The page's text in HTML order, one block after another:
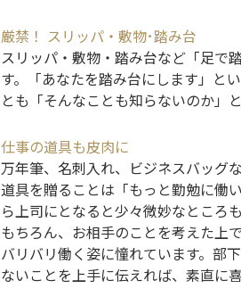
厳禁！ スリッパ・敷物･踏み台
スリッパ・敷物・踏み台など「足で
す。「あなたを踏み台にします」と
とも「そんなことも知らないのか」
仕事の道具も皮肉に
万年筆、名刺入れ、ビジネスバッグ
道具を贈ることは「もっと勤勉に働
ら上司にとなると少々微妙なところも
もちろん、お相手のことを考えた上
バリバリ働く姿に憧れています。部
ないことを上手に伝えれば、素直に